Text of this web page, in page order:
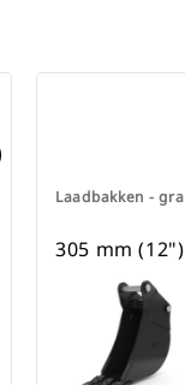
Laadbakken -
305 mm